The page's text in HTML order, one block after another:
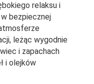
relaksu i
bezpiecznej
leżąc wygodnie
i zapachach
i olejków